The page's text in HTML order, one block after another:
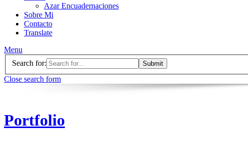
Azar Encuadernaciones
Sobre Mi
Contacto
Translate
Menu
Search for:
Close search form
Portfolio